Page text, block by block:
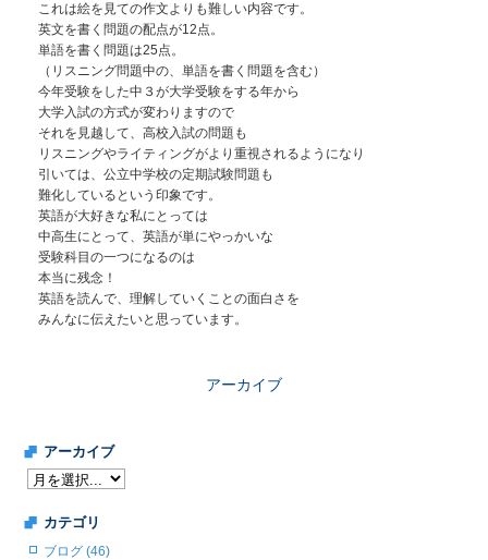
これは絵を見ての作文よりも難しい内容です。
英文を書く問題の配点が12点。
単語を書く問題は25点。
（リスニング問題中の、単語を書く問題を含む）
今年受験をした中３が大学受験をする年から
大学入試の方式が変わりますので
それを見越して、高校入試の問題も
リスニングやライティングがより重視されるようになり
引いては、公立中学校の定期試験問題も
難化しているという印象です。
英語が大好きな私にとっては
中高生にとって、英語が単にやっかいな
受験科目の一つになるのは
本当に残念！
英語を読んで、理解していくことの面白さを
みんなに伝えたいと思っています。
アーカイブ
アーカイブ
カテゴリ
ブログ (46)